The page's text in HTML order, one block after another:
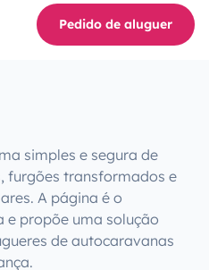
Pedido de aluguer
simples e segura de
furgões transformados e
A página é o
e propõe uma solução
de autocaravanas